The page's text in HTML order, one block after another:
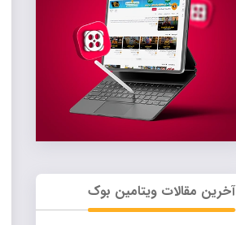
آخرین مقالات ویتامین بوک